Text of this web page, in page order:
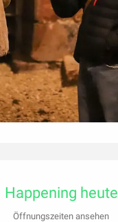
Happening heute
Öffnungszeiten ansehen